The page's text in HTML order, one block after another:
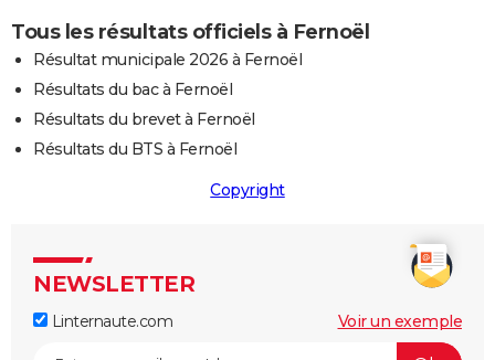
Tous les résultats officiels à Fernoël
Résultat municipale 2026 à Fernoël
Résultats du bac à Fernoël
Résultats du brevet à Fernoël
Résultats du BTS à Fernoël
Copyright
NEWSLETTER
Linternaute.com Voir un exemple